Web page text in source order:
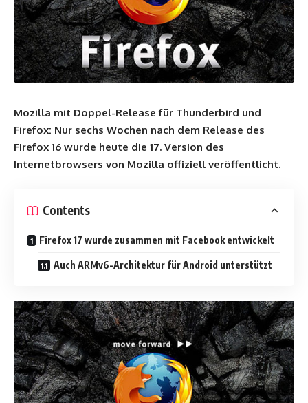
Mozilla mit Doppel-Release für Thunderbird und
Firefox: Nur sechs Wochen nach dem Release des
Firefox 16 wurde heute die 17. Version des
Internetbrowsers von Mozilla offiziell veröffentlicht.
Contents
Firefox 17 wurde zusammen mit Facebook entwickelt
Auch ARMv6-Architektur für Android unterstützt